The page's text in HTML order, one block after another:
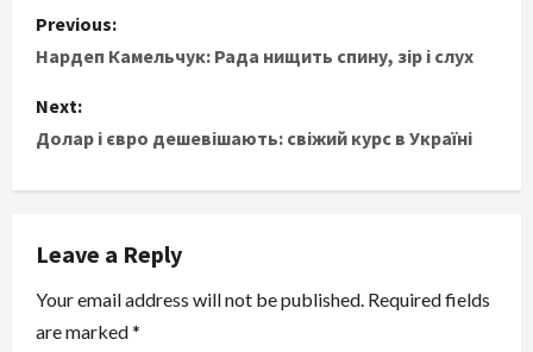
P
o
s
t
a
v
Previous:
Нардеп Камельчук: Рада нищить спину, зір і слух
Next:
Долар і євро дешевішають: свіжий курс в Україні
Leave a Reply
Your email address will not be published. Required fields
are marked*